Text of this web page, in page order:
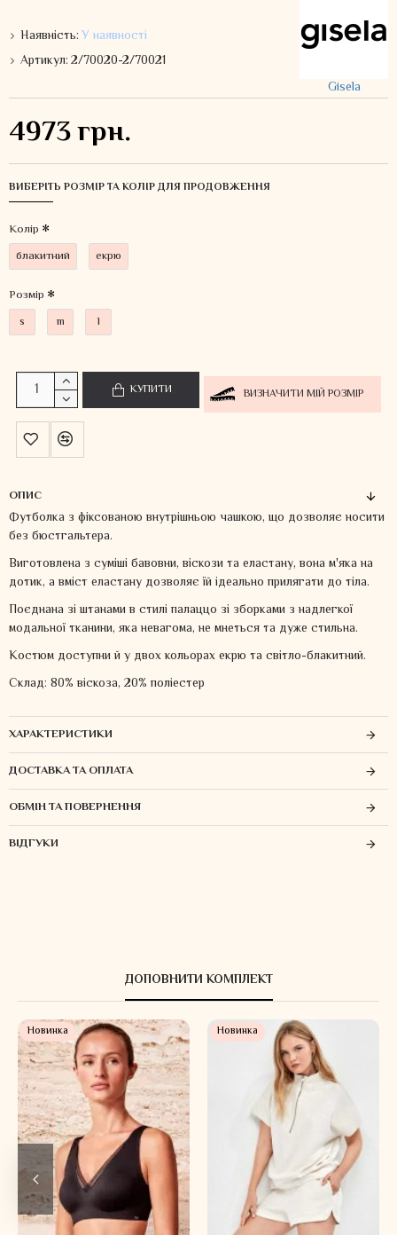
Наявність:У наявності
Артикул:2/70020-2/70021
Gisela
4973 грн.
ВИБЕРІТЬ РОЗМІР ТА КОЛІР ДЛЯ ПРОДОВЖЕННЯ
Колiр
блакитний
екрю
Розмір
s
m l
КУПИТИ ВИЗНАЧИТИ МІЙ РОЗМІР
ОПИС
Футболка з фіксованою внутрішньою чашкою, що дозволяє носити
без бюстгальтера.
Виготовлена ​​з суміші бавовни, віскози та еластану, вона м'яка на
дотик, а вміст еластану дозволяє їй ідеально прилягати до тіла.
Поєднана зі штанами в стилі палаццо зі зборками з надлегкої
модальної тканини, яка невагома, не мнеться та дуже стильна.
Костюм доступни й у двох кольорах екрю та світло-блакитний.
Склад: 80% віскоза, 20% поліестер
ХАРАКТЕРИСТИКИ
ДОСТАВКА ТА ОПЛАТА
ОБМІН ТА ПОВЕРНЕННЯ
ВІДГУКИ
ДОПОВНИТИ КОМПЛЕКТ
Новинка Новинка